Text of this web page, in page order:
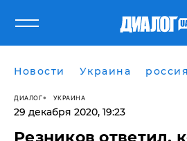
Новости Украина россия
ДИАЛОГ УКРАИНА
29 декабря 2020, 19:23
Резников ответил,